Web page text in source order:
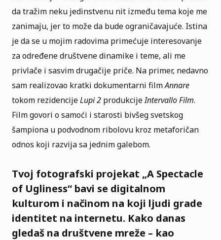
da tražim neku jedinstvenu nit između tema koje me
zanimaju, jer to može da bude ograničavajuće. Istina
je da se u mojim radovima primećuje interesovanje
za određene društvene dinamike i teme, ali me
privlače i sasvim drugačije priče. Na primer, nedavno
sam realizovao kratki dokumentarni filmAnnare
tokom rezidencijeLupi 2 produkcijeIntervallo Film.
Film govori o samoći i starosti bivšeg svetskog
šampiona u podvodnom ribolovu kroz metaforičan
odnos koji razvija sa jednim galebom.
Tvoj fotografski projekat „A Spectacle
of Ugliness“ bavi se digitalnom
kulturom i načinom na koji ljudi grade
identitet na internetu. Kako danas
gledaš na društvene mreže – kao